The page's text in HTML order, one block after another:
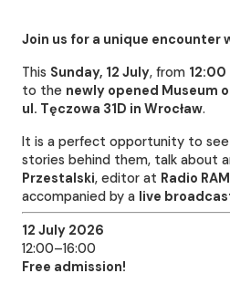
Join us for a unique encounter
This Sunday, 12 July, from 12:00
to the newly opened Museum
ul. Tęczowa 31D in Wrocław.
It is a perfect opportunity to see
stories behind them, talk about
Przestalski, editor at Radio RAM
accompanied by a live
12 July 2026
12:00–16:00
Free admission!